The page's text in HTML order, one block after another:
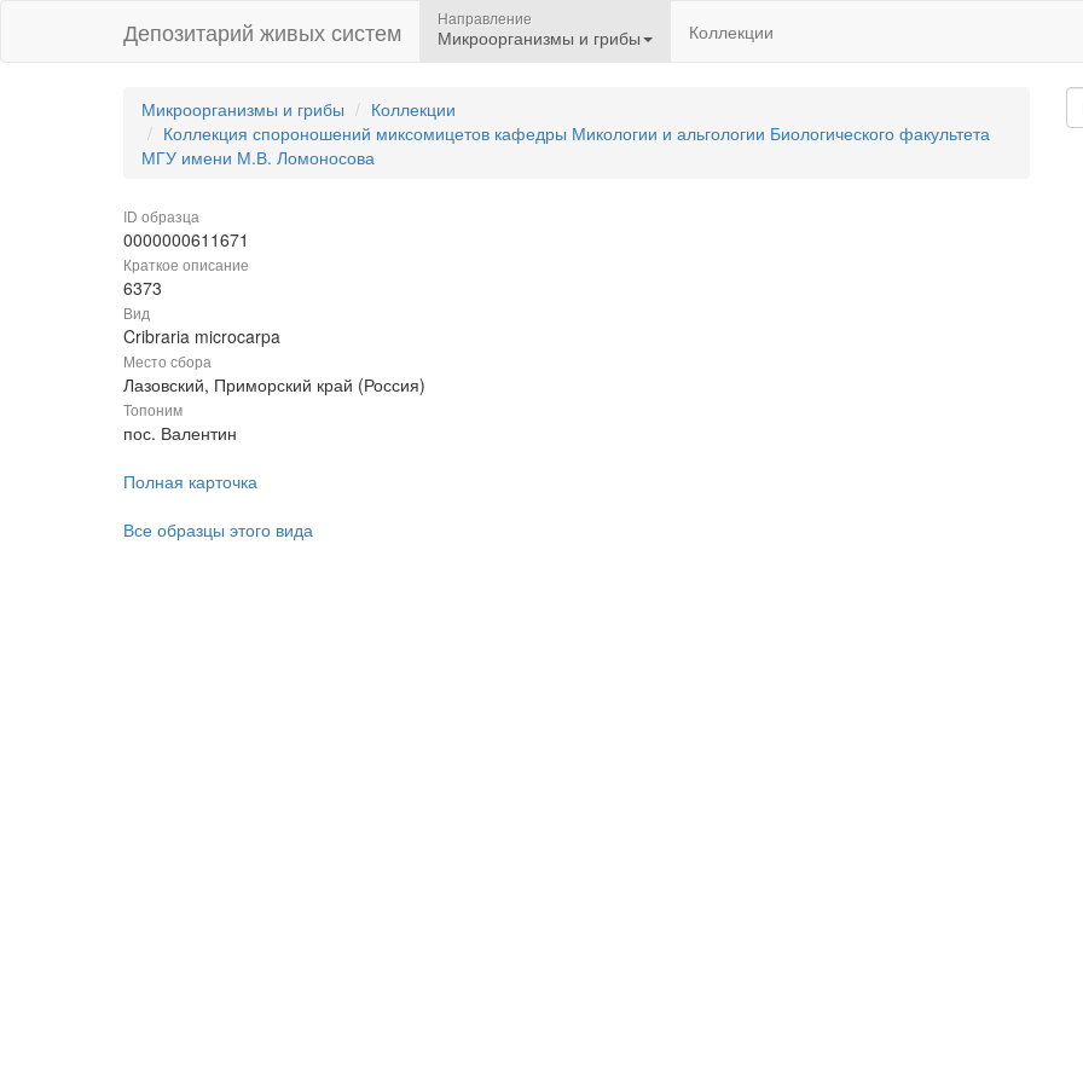
Депозитарий живых систем Направление
Микроорганизмы и грибы Коллекции
Микроорганизмы и грибы
Коллекции
Коллекция спороношений миксомицетов кафедры Микологии и альгологии Биологического факультета
МГУ имени М.В. Ломоносова
ID образца
0000000611671
Краткое описание
6373
Вид
Cribraria microcarpa
Место сбора
Лазовский, Приморский край (Россия)
Топоним
пос. Валентин
Полная карточка
Все образцы этого вида